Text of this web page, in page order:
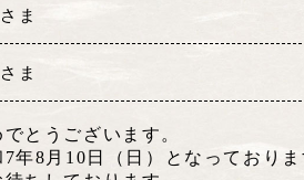
ま
ま
とうございます。
年8月10日（日）となっており